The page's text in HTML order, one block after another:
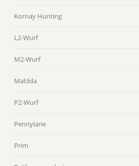
Kornay Hunting
L2-Wurf
M2-Wurf
Matilda
P2-Wurf
Pennylane
Prim